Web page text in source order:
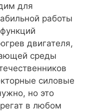
для
работы
двигателя,
среды
силовые
но это
в любом